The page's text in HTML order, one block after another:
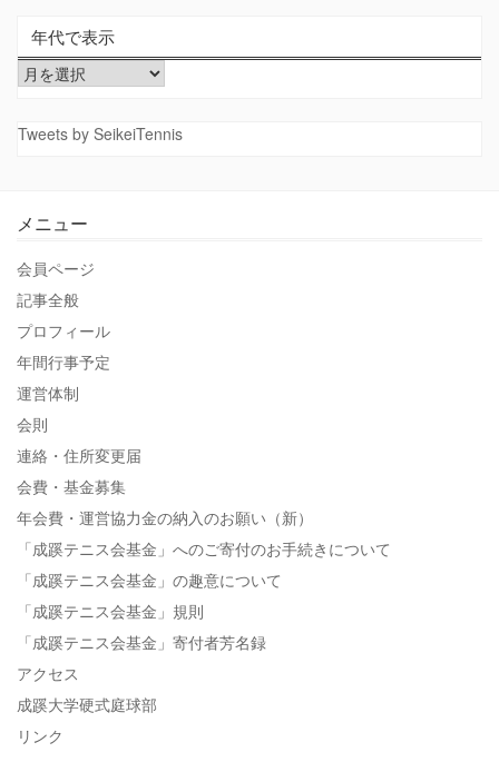
年代で表示
年
代
表
Tweets by SeikeiTennis
メニュー
会員ページ
記事全般
プロフィール
年間行事予定
運営体制
会則
連絡・住所変更届
会費・基金募集
年会費・運営協力金の納入のお願い（新）
「成蹊テニス会基金」へのご寄付のお手続きについて
「成蹊テニス会基金」の趣意について
「成蹊テニス会基金」規則
「成蹊テニス会基金」寄付者芳名録
アクセス
成蹊大学硬式庭球部
リンク